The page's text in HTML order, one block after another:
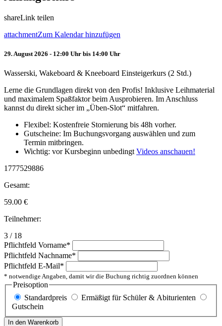
shareLink teilen
attachmentZum Kalendar hinzufügen
29. August 2026 - 12:00 Uhr bis 14:00 Uhr
Wasserski, Wakeboard & Kneeboard Einsteigerkurs (2 Std.)
Lerne die Grundlagen direkt von den Profis! Inklusive Leihmaterial
und maximalem Spaßfaktor beim Ausprobieren. Im Anschluss
kannst du direkt sicher im „Üben-Slot“ mitfahren.
Flexibel: Kostenfreie Stornierung bis 48h vorher.
Gutscheine: Im Buchungsvorgang auswählen und zum
Termin mitbringen.
Wichtig: vor Kursbeginn unbedingt Videos anschauen!
1777529886
Gesamt:
59.00 €
Teilnehmer:
3 / 18
Pflichtfeld Vorname*
Pflichtfeld Nachname*
Pflichtfeld E-Mail*
* notwendige Angaben, damit wir die Buchung richtig zuordnen können
Preisoption
Standardpreis
Ermäßigt für Schüler & Abiturienten
Gutschein